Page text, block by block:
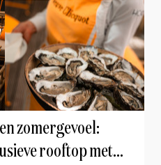
zomergevoel:
rooftop met